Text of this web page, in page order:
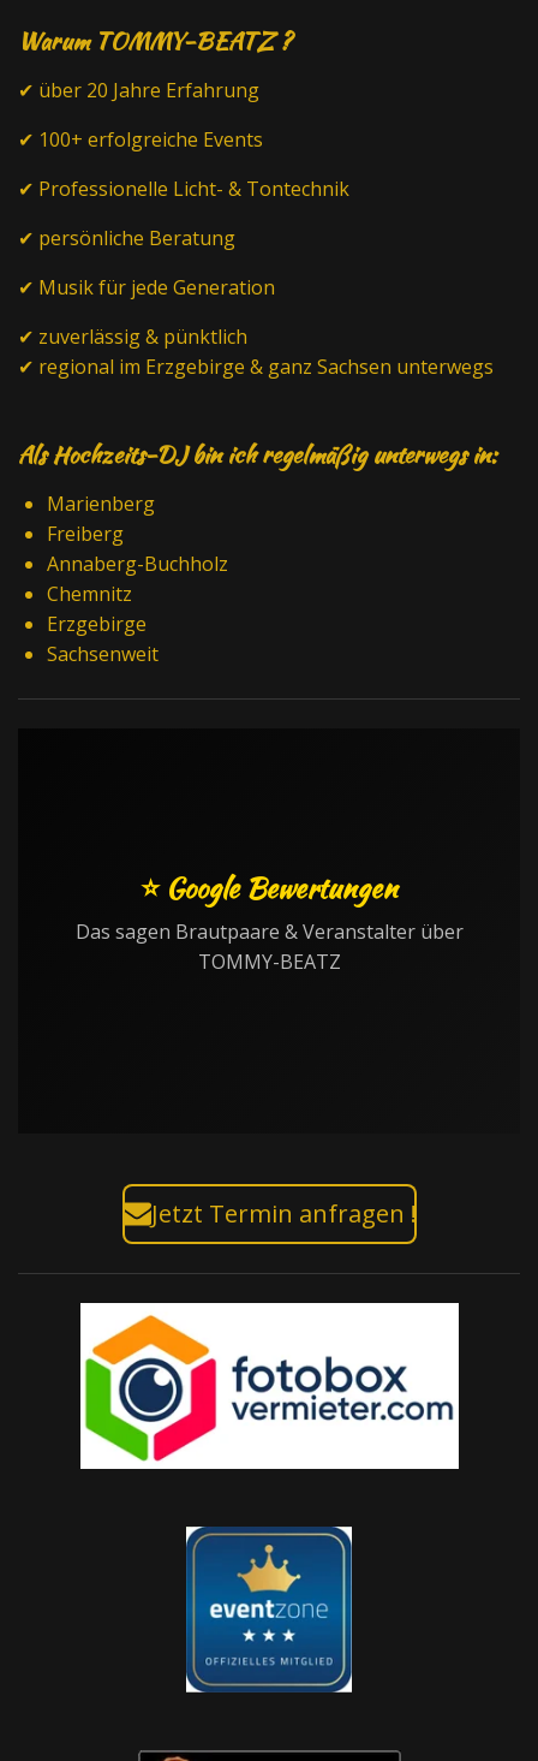
Warum TOMMY-BEATZ ?
✔ über 20 Jahre Erfahrung
✔ 100+ erfolgreiche Events
✔ Professionelle Licht- & Tontechnik
✔ persönliche Beratung
✔ Musik für jede Generation
✔ zuverlässig & pünktlich
✔ regional im Erzgebirge & ganz Sachsen unterwegs
Als Hochzeits-DJ bin ich regelmäßig unterwegs in:
Marienberg
Freiberg
Annaberg-Buchholz
Chemnitz
Erzgebirge
Sachsenweit
⭐ Google Bewertungen
Das sagen Brautpaare & Veranstalter über
TOMMY-BEATZ
Jetzt Termin anfragen !